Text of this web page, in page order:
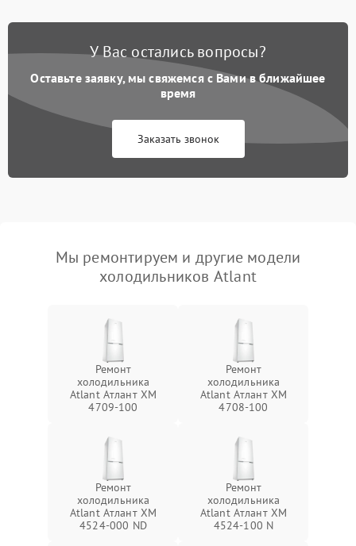
У Вас остались вопросы?
Оставьте заявку, мы свяжемся с Вами в ближайшее
время
Заказать звонок
Мы ремонтируем и другие модели
холодильников Atlant
Ремонт
холодильника
Atlant Атлант XM
4709-100
Ремонт
холодильника
Atlant Атлант XM
4708-100
Ремонт
холодильника
Atlant Атлант ХМ
4524-000 ND
Ремонт
холодильника
Atlant Атлант ХМ
4524-100 N